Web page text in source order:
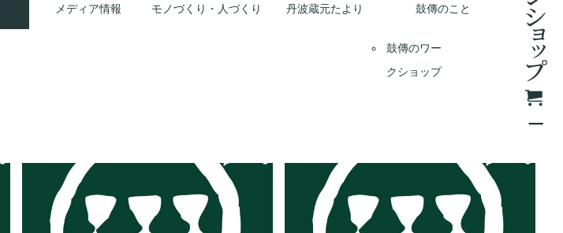
メディア情報 モノづくり・人づくり 丹波蔵元たより 鼓傳のこと
鼓傳のワー
クショップ